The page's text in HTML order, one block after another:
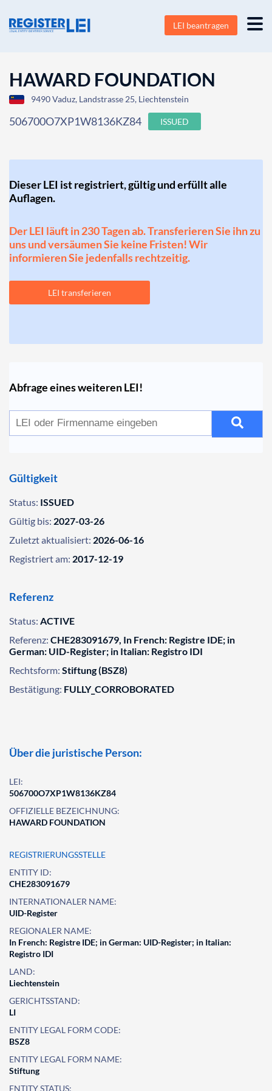
LEI beantragen
HAWARD FOUNDATION
9490 Vaduz, Landstrasse 25, Liechtenstein
506700O7XP1W8136KZ84 ISSUED
Dieser LEI ist registriert, gültig und erfüllt alle
Auflagen.
Der LEI läuft in 230 Tagen ab. Transferieren Sie ihn zu
uns und versäumen Sie keine Fristen! Wir
informieren Sie jedenfalls rechtzeitig.
LEI transferieren
Abfrage eines weiteren LEI!
Gültigkeit
Status: ISSUED
Gültig bis: 2027-03-26
Zuletzt aktualisiert: 2026-06-16
Registriert am: 2017-12-19
Referenz
Status: ACTIVE
Referenz: CHE283091679, In French: Registre IDE; in
German: UID-Register; in Italian: Registro IDI
Rechtsform: Stiftung (BSZ8)
Bestätigung: FULLY_CORROBORATED
Über die juristische Person:
LEI:
506700O7XP1W8136KZ84
OFFIZIELLE BEZEICHNUNG:
HAWARD FOUNDATION
REGISTRIERUNGSSTELLE
ENTITY ID:
CHE283091679
INTERNATIONALER NAME:
UID-Register
REGIONALER NAME:
In French: Registre IDE; in German: UID-Register; in Italian:
Registro IDI
LAND:
Liechtenstein
GERICHTSSTAND:
LI
ENTITY LEGAL FORM CODE:
BSZ8
ENTITY LEGAL FORM NAME:
Stiftung
ENTITY STATUS: